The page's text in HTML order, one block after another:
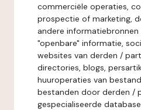
commerciële operaties,
prospectie of marketing,
andere informatiebronnen
"openbare" informatie,
websites van derden /
directories, blogs,
huuroperaties van
bestanden door derden /
gespecialiseerde